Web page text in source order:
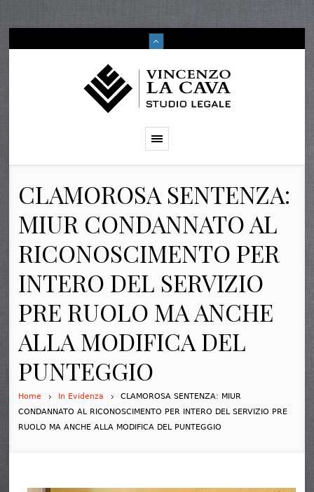
CLAMOROSA SENTENZA:
MIUR CONDANNATO AL
RICONOSCIMENTO PER
INTERO DEL SERVIZIO
PRE RUOLO MA ANCHE
ALLA MODIFICA DEL
PUNTEGGIO
Home In Evidenza
CLAMOROSA SENTENZA: MIUR
CONDANNATO AL RICONOSCIMENTO PER INTERO DEL SERVIZIO PRE
RUOLO MA ANCHE ALLA MODIFICA DEL PUNTEGGIO